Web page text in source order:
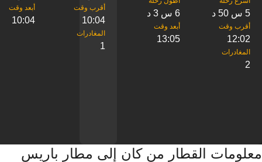
5 س 50 د 6 س 3 د
12:02
13:05
2
10:04
10:04
1
معلومات القطار من ‎كان إلى ‎مطار باريس